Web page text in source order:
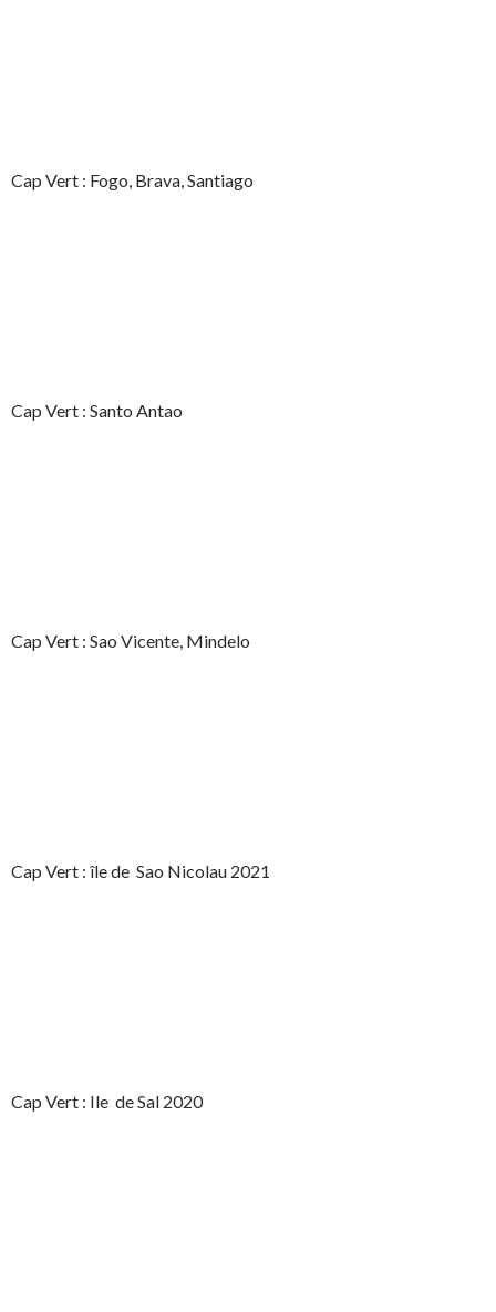
Cap Vert : Fogo, Brava, Santiago
Cap Vert : Santo Antao
Cap Vert : Sao Vicente, Mindelo
Cap Vert : île de Sao Nicolau 2021
Cap Vert : Ile de Sal 2020